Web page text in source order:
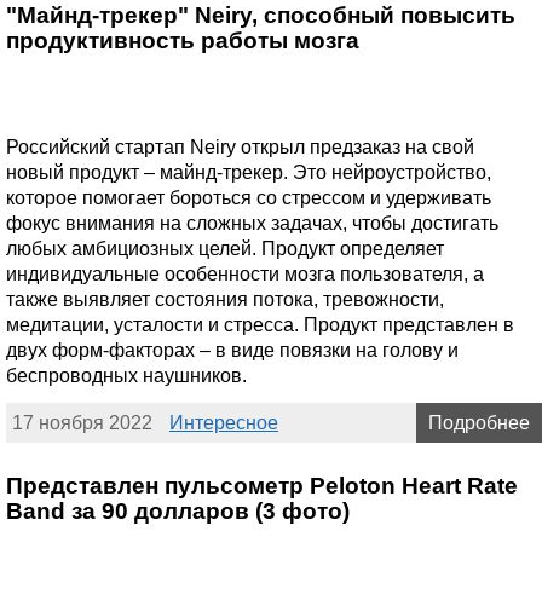
"Майнд-трекер" Neiry, способный повысить
продуктивность работы мозга
Российский стартап Neiry открыл предзаказ на свой
новый продукт – майнд-трекер. Это нейроустройство,
которое помогает бороться со стрессом и удерживать
фокус внимания на сложных задачах, чтобы достигать
любых амбициозных целей. Продукт определяет
индивидуальные особенности мозга пользователя, а
также выявляет состояния потока, тревожности,
медитации, усталости и стресса. Продукт представлен в
двух форм-факторах – в виде повязки на голову и
беспроводных наушников.
17 ноября 2022 Интересное Подробнее
Представлен пульсометр Peloton Heart Rate
Band за 90 долларов (3 фото)